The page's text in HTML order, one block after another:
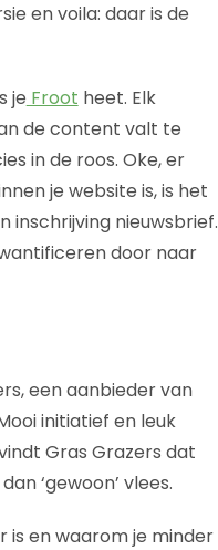
en voila: daar is de
je Froot heet. Elk
de content valt te
in de roos. Oke, er
je website is, is het
inschrijving nieuwsbrief.
door naar
een aanbieder van
initiatief en leuk
Gras Grazers dat
‘gewoon’ vlees.
is en waarom je minder